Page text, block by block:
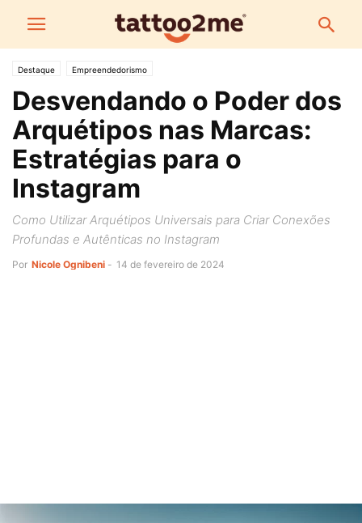
Destaque Empreendedorismo
Desvendando o Poder dos
Arquétipos nas Marcas:
Estratégias para o
Instagram
Como Utilizar Arquétipos Universais para Criar Conexões
Profundas e Autênticas no Instagram
Por Nicole Ognibeni - 14 de fevereiro de 2024